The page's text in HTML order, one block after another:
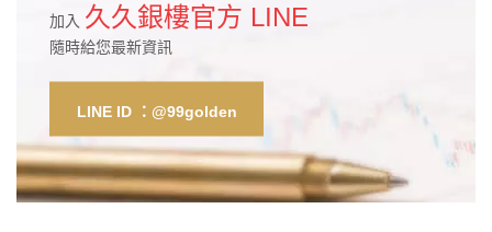
加入 久久銀樓官方 LINE
隨時給您最新資訊
LINE ID ：@99golden